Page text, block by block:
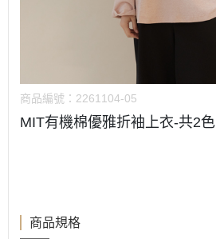
商品編號： 2261104-05
MIT有機棉優雅折袖上衣-共2色
商品規格